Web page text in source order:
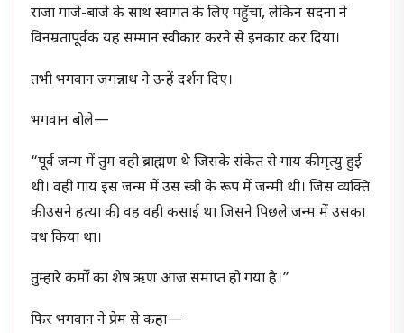
राजा गाजे-बाजे के साथ स्वागत के लिए पहुँचा, लेकिन सदना ने
विनम्रतापूर्वक यह सम्मान स्वीकार करने से इनकार कर दिया।
तभी भगवान जगन्नाथ ने उन्हें दर्शन दिए।
भगवान बोले—
“पूर्व जन्म में तुम वही ब्राह्मण थे जिसके संकेत से गाय की मृत्यु हुई
थी। वही गाय इस जन्म में उस स्त्री के रूप में जन्मी थी। जिस व्यक्ति
की उसने हत्या की, वह वही कसाई था जिसने पिछले जन्म में उसका
वध किया था।
तुम्हारे कर्मों का शेष ऋण आज समाप्त हो गया है।”
फिर भगवान ने प्रेम से कहा—